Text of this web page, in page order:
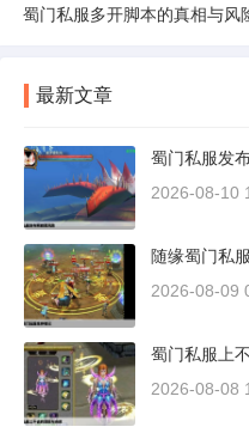
蜀门私服多开脚本的真相与风
最新文章
蜀门私服发
2026-08-10
随缘蜀门私
2026-08-09
蜀门私服上
2026-08-08